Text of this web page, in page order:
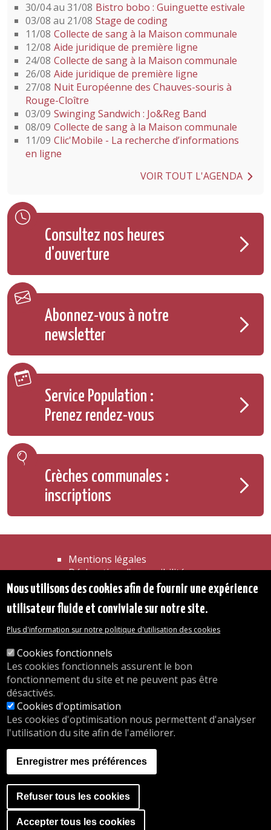
30/04 au 31/08 Bistro bobo : Guinguette estivale
03/08 au 21/08 Stage de coding
11/08 Collecte de sang à la Maison communale
12/08 Aide juridique de première ligne
24/08 Collecte de sang à la Maison communale
26/08 Aide juridique de première ligne
27/08 Nuit Européenne des Chauves-souris à
Rouge-Cloître
03/09 Swinging Sandwich : Jo&Reg Band
08/09 Collecte de sang à la Maison communale
11/09 Clic'Mobile - La recherche d’informations
en ligne
VOIR TOUT L'AGENDA
Consultez nos heures
d'ouverture
Abonnez-vous à notre
newsletter
Service Population :
Prenez rendez-vous
Crèches communales :
inscriptions
Mentions légales
Déclaration d'accessibilité
Transparence
Les services de l'administration
Organigramme
© 2026 Commune d'Auderghem
Rue Emile Idiers 12 - 1160 Auderghem
Tel. : 02/676.48.11.
Nos heures d'ouverture
Inscriptions en crèche
nous.auderghem.be
Activités parascolaires
Faire du sport
A website by
Nous utilisons des cookies afin de fournir une expérience
utilisateur fluide et conviviale sur notre site.
Plus d'information sur notre politique d'utilisation des cookies
Cookies fonctionnels
Les cookies fonctionnels assurent le bon
fonctionnement du site et ne peuvent pas être
désactivés.
Cookies d'optimisation
Les cookies d'optimisation nous permettent d'analyser
l'utilisation du site afin de l'améliorer.
Enregistrer mes préférences
Refuser tous les cookies
Accepter tous les cookies